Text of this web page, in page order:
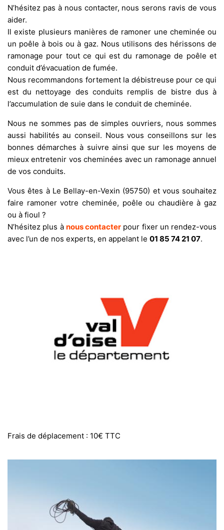
N’hésitez pas à nous contacter, nous serons ravis de vous
aider.
Il existe plusieurs manières de ramoner une cheminée ou
un poêle à bois ou à gaz. Nous utilisons des hérissons de
ramonage pour tout ce qui est du ramonage de poêle et
conduit d’évacuation de fumée.
Nous recommandons fortement la débistreuse pour ce qui
est du nettoyage des conduits remplis de bistre dus à
l’accumulation de suie dans le conduit de cheminée.
Nous ne sommes pas de simples ouvriers, nous sommes
aussi habilités au conseil. Nous vous conseillons sur les
bonnes démarches à suivre ainsi que sur les moyens de
mieux entretenir vos cheminées avec un ramonage annuel
de vos conduits.
Vous êtes à Le Bellay-en-Vexin (95750) et vous souhaitez
faire ramoner votre cheminée, poêle ou chaudière à gaz
ou à fioul ?
N’hésitez plus à nous contacter pour fixer un rendez-vous
avec l’un de nos experts, en appelant le 01 85 74 21 07.
Frais de déplacement : 10€ TTC